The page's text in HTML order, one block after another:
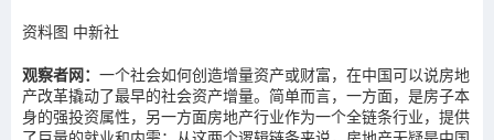
资料图 中新社
观察者网： 一个社会如何创造增量资产或财富，在中国可以说房地
产改革撬动了最早的社会资产增量。简单而言，一方面，是房子本
身的强投资属性，另一方面房地产行业作为一个全链条行业，提供